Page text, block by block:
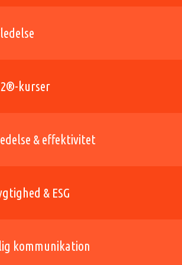
kurser
& effektivitet
& ESG
kommunikation